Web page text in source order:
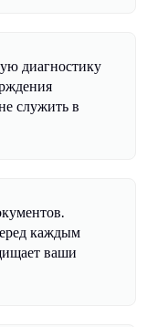
диагностику
служить в
каждым
ваши